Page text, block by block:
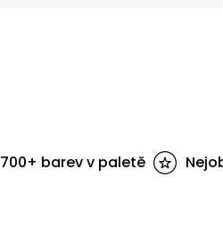
700+ barev v paletě